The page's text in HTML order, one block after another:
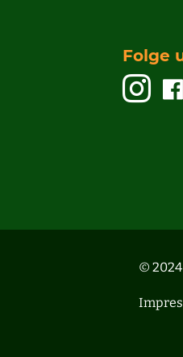
Folge
©